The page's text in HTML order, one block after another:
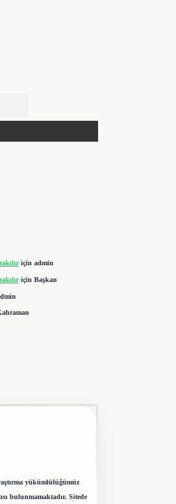
için admin
için Başkan
yükümlülüğümüz
bulunmamaktadır. Sitede